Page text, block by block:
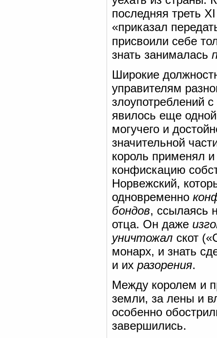
последняя треть
«приказал
присвоили себе
знать занималась
Широкие
управителям
злоупотреблений
явилось еще
могучего и
значительной
король применял
конфискацию
Норвежский,
одновременно
бондов, ссылаясь
отца. Он даже
уничтожал скот
монарх, и знать
и их разорения.
Между королем и
земли, за лены и
особенно
завершились.